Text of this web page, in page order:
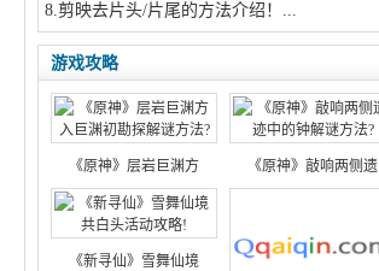
8.剪映去片头/片尾的方法介绍！...
游戏攻略
《原神》层岩巨渊方 《原神》敲响两侧遗
《新寻仙》雪舞仙境